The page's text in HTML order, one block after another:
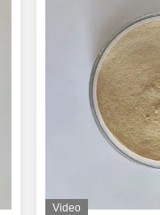
Video